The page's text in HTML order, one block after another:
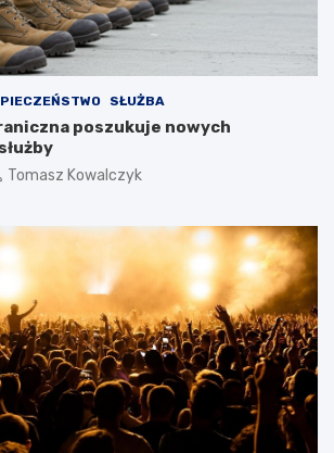
SŁUŻBA
poszukuje nowych
Tomasz Kowalczyk